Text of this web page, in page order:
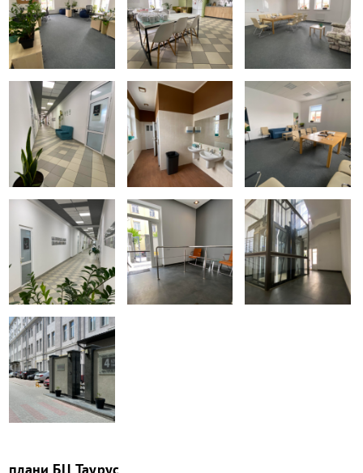
плани БЦ Таурус